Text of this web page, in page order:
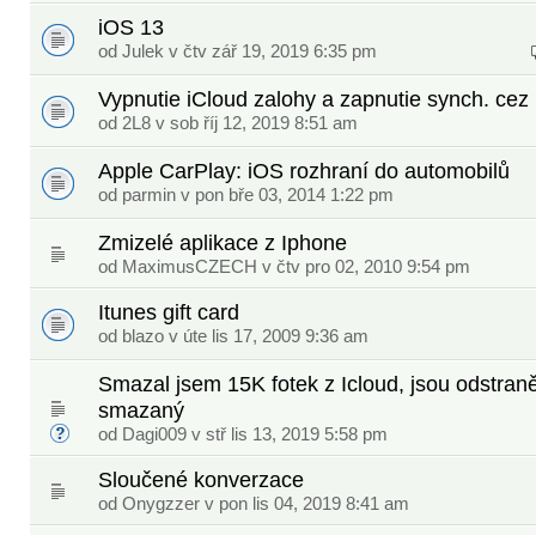
iOS 13
od Julek v čtv zář 19, 2019 6:35 pm
Vypnutie iCloud zalohy a zapnutie synch. cez
od 2L8 v sob říj 12, 2019 8:51 am
Apple CarPlay: iOS rozhraní do automobilů
od parmin v pon bře 03, 2014 1:22 pm
Zmizelé aplikace z Iphone
od MaximusCZECH v čtv pro 02, 2010 9:54 pm
Itunes gift card
od blazo v úte lis 17, 2009 9:36 am
Smazal jsem 15K fotek z Icloud, jsou
smazaný
od Dagi009 v stř lis 13, 2019 5:58 pm
Sloučené konverzace
od Onygzzer v pon lis 04, 2019 8:41 am